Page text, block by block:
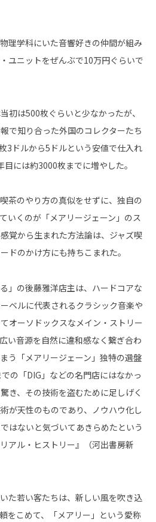
理学科にいた音響好きの仲間が組み
ユニットをぜんぶで10万円ぐらいで
初は500枚ぐらいと少なかったが、
で知り合った外国のコレクターたち
3ドルから5ドルという安値で仕入れ
には約3000枚までに増やした。
茶のやり方の真似をせずに、独自の
いくのが「メアリージェーン」のス
覚から生まれた方法論は、ジャズ喫
ドのかけ方にも持ちこまれた。
」の後藤雅洋店主は、ハードコアな
ベルに代表されるクラシック音楽や
オーソドックスなメイン・ストリー
い音源を自然に違和感なく繋ぎ合わ
う「メアリージェーン」独特の選盤
の「DIG」などの名門店にはなかっ
き、その技術を盗むために足しげく
が天性のものであり、ノウハウ化し
はないと気づいてあきらめたという
アル・ヒストリー』（河出書房新
た若い客たちは、新しい風を吹き込
をこめて、「メアリー」という愛称